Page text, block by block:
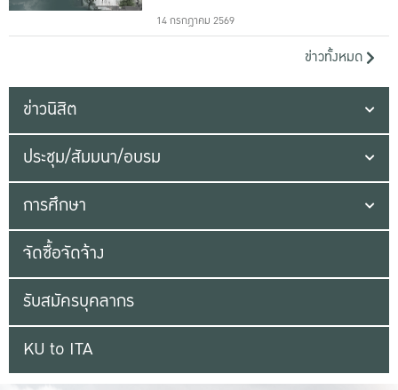
14 กรกฎาคม 2569
ข่าวทั้งหมด
ข่าวนิสิต
ประชุม/สัมมนา/อบรม
การศึกษา
จัดซื้อจัดจ้าง
รับสมัครบุคลากร
KU to ITA